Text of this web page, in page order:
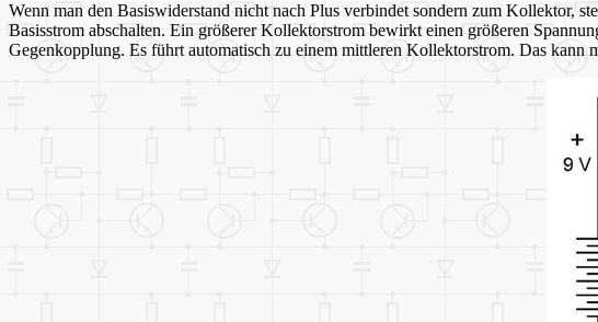
Wenn man den Basiswiderstand nicht nach Plus verbindet sondern zum Kollektor,
Basisstrom abschalten. Ein größerer Kollektorstrom bewirkt einen größeren
Gegenkopplung. Es führt automatisch zu einem mittleren Kollektorstrom. Das